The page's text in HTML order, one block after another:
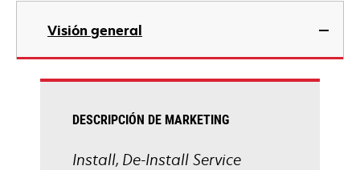
Visión general
DESCRIPCIÓN DE MARKETING
Install, De-Install Service